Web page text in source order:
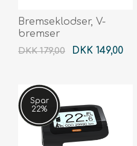
Bremseklodser, V-
bremser
DKK 179,00 DKK 149,00
Spar
22%